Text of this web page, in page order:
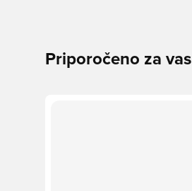
Priporočeno za vas